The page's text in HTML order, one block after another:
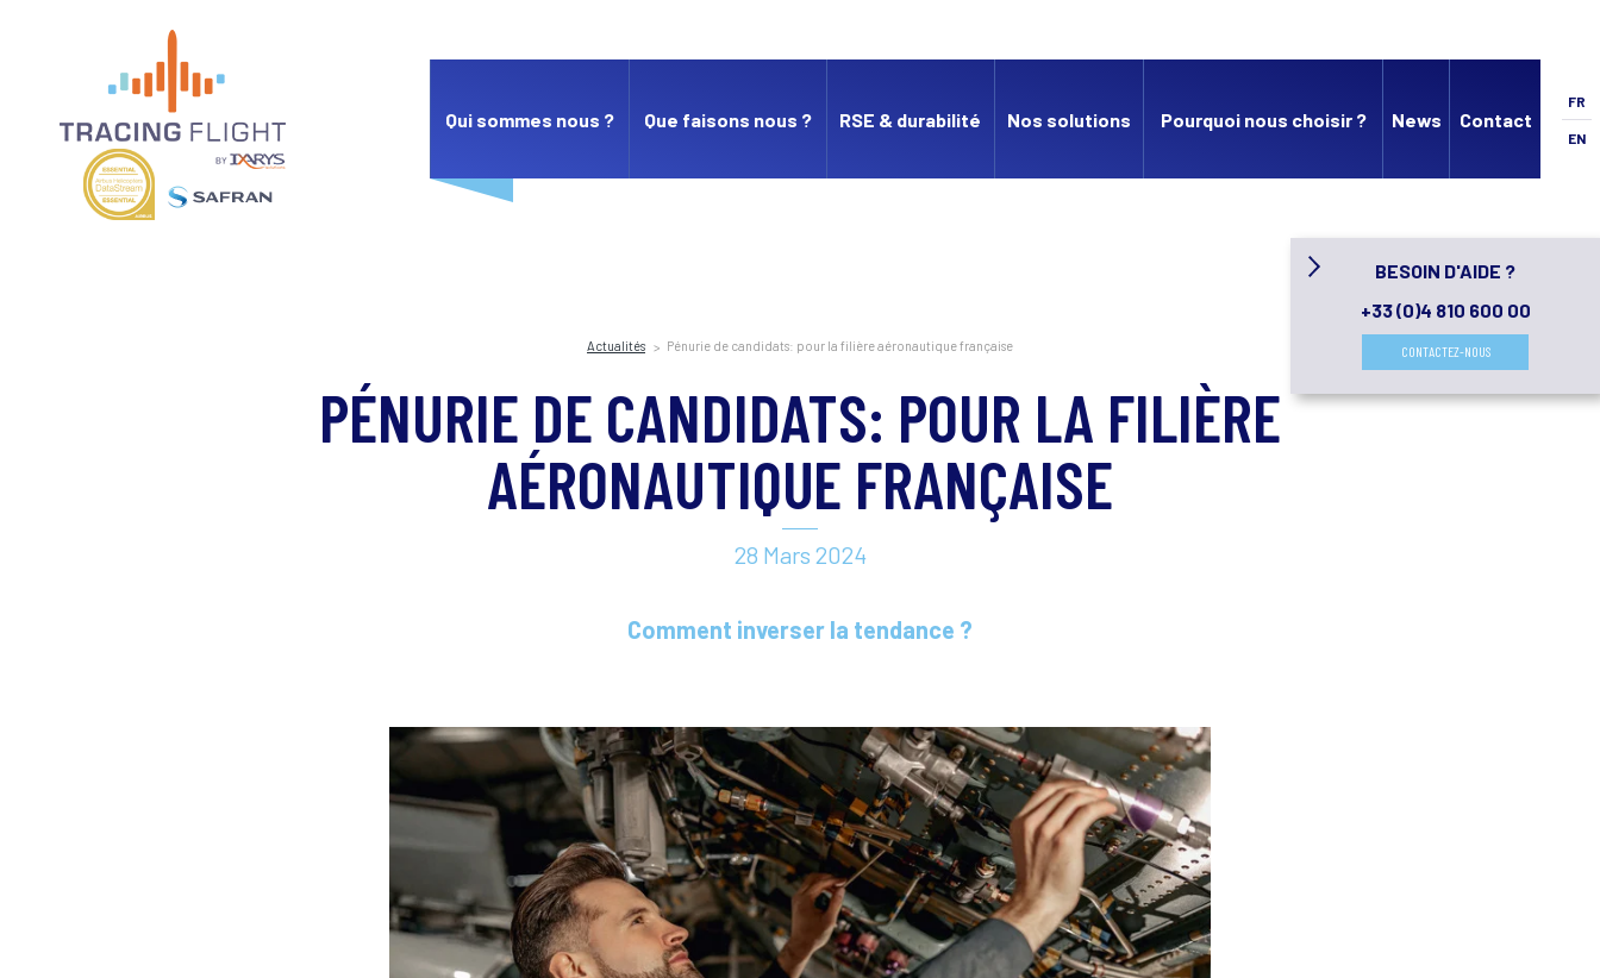
Qui sommes nous ? Que faisons nous ? RSE & durabilité Nos solutions Pourquoi nous choisir ? News Contact
FR
EN
BESOIN D'AIDE ?
+33 (0)4 810 600 00
CONTACTEZ-NOUS
Actualités Pénurie de candidats: pour la filière aéronautique française
PÉNURIE DE CANDIDATS: POUR LA FILIÈRE
AÉRONAUTIQUE FRANÇAISE
28 Mars 2024
Comment inverser la tendance ?